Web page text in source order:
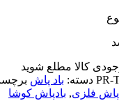
کالا مطلع شوید
PR- دسته: باد پاش
فلزی, بادپاش کوشا